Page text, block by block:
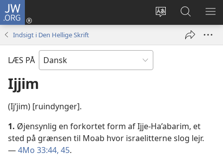
JW.ORG
Vælg
Log
på
vindue)
Søg
på
JW.ORG
VIS
Indsigt i Den Hellige Skrift
LÆS PÅ
Ijjim
(Ijʹjim) [ruindynger].
1. Øjensynlig en forkortet form af Ijje-Ha’abarim, et
sted på grænsen til Moab hvor israelitterne slog lejr.
—4Mo 33:44, 45.